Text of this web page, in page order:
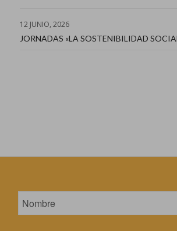
12 JUNIO, 2026
JORNADAS «LA SOSTENIBILIDAD